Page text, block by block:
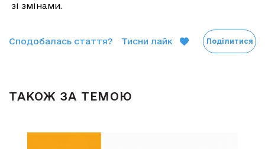
зі змінами.
Сподобалась стаття? Тисни лайк Поділитися
ТАКОЖ ЗА ТЕМОЮ